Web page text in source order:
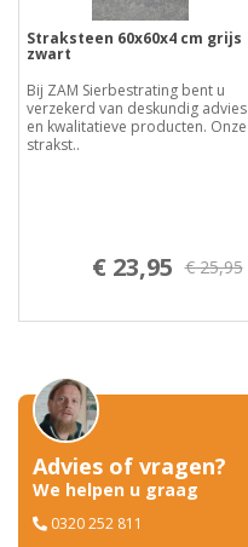
Straksteen 60x60x4 cm grijs
zwart
Bij ZAM Sierbestrating bent u
verzekerd van deskundig advies
en kwalitatieve producten. Onze
strakst..
€ 23,95 € 25,95
Advies of vragen?
We helpen u graag
0320 252 811